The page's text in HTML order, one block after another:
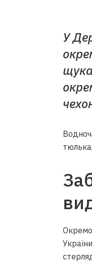
У
Окремо